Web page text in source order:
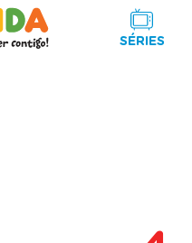
SÉRIES